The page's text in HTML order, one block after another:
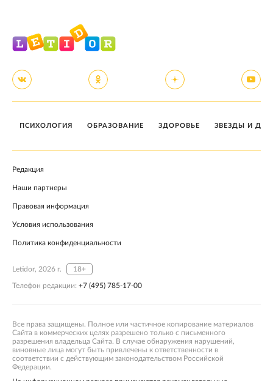
ПСИХОЛОГИЯ ОБРАЗОВАНИЕ ЗДОРОВЬЕ ЗВЕЗДЫ И
Редакция
Наши партнеры
Правовая информация
Условия использования
Политика конфиденциальности
Letidor, 2026 г. 18+
Телефон редакции: +7 (495) 785-17-00
Все права защищены. Полное или частичное копирование материалов
Сайта в коммерческих целях разрешено только с письменного
разрешения владельца Сайта. В случае обнаружения нарушений,
виновные лица могут быть привлечены к ответственности в
соответствии с действующим законодательством Российской
Федерации.